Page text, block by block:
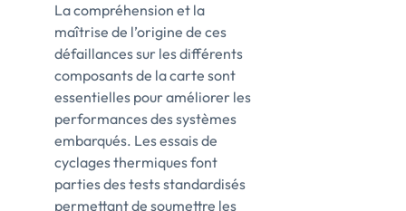
La compréhension et la
maîtrise de l’origine de ces
défaillances sur les différents
composants de la carte sont
essentielles pour améliorer les
performances des systèmes
embarqués. Les essais de
cyclages thermiques font
parties des tests standardisés
permettant de soumettre les